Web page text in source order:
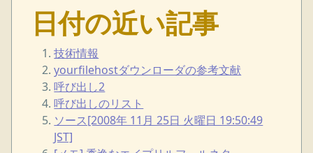
日付の近い記事
技術情報
yourfilehostダウンローダの参考文献
呼び出し2
呼び出しのリスト
ソース[2008年 11月 25日 火曜日 19:50:49
JST]